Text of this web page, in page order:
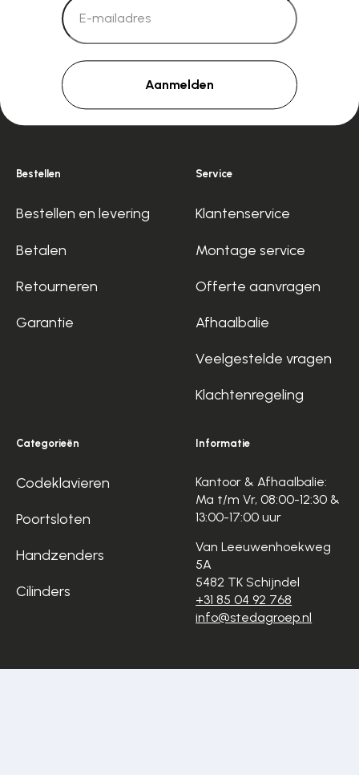
Aanmelden
Bestellen
Bestellen en levering
Betalen
Retourneren
Garantie
Service
Klantenservice
Montage service
Offerte aanvragen
Afhaalbalie
Veelgestelde vragen
Klachtenregeling
Categorieën
Codeklavieren
Poortsloten
Handzenders
Cilinders
Informatie
Kantoor & Afhaalbalie:
Ma t/m Vr, 08:00-12:30 &
13:00-17:00 uur
Van Leeuwenhoekweg
5A
5482 TK Schijndel
+31 85 04 92 768
info@stedagroep.nl